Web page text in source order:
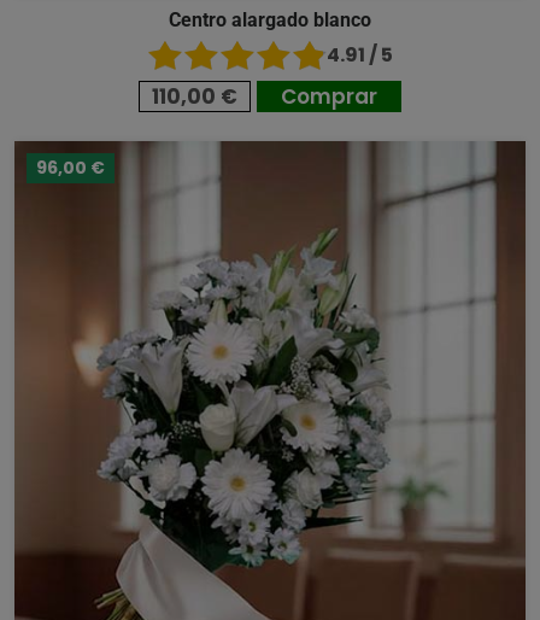
Centro alargado blanco
4.91 / 5
110,00 € Comprar
96,00 €